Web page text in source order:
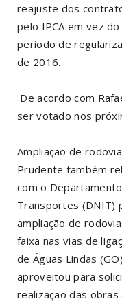
reajuste dos
pelo IPCA em vez
período de
de 2016.
De acordo com
ser votado nos
Ampliação de
Prudente também
com o
Transportes (DNIT)
ampliação de
faixa nas vias de
de Águas Lindas
aproveitou para
realização das obras